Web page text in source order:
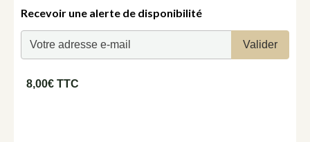
Recevoir une alerte de disponibilité
Valider
8,00€ TTC